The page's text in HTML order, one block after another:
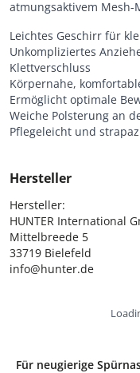
atmungsaktivem
Leichtes Geschirr für
Unkompliziertes
Klettverschluss
Körpernahe,
Ermöglicht optimale
Weiche Polsterung an
Pflegeleicht und
Hersteller
Hersteller:
HUNTER International
Mittelbreede 5
33719 Bielefeld
info@hunter.de
Für neugierige